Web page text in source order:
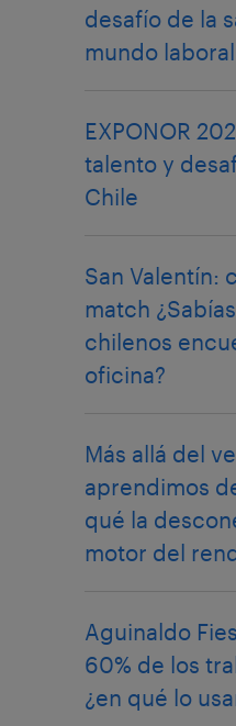
desafío de la
mundo
EXPONOR
talento y
Chile
San Valentín:
match
chilenos
oficina?
Más allá del
aprendimos
qué la
motor del
Aguinaldo
60% de los
¿en qué lo